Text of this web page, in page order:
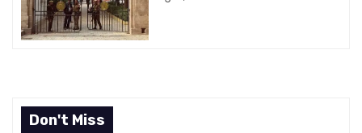
Don't Miss